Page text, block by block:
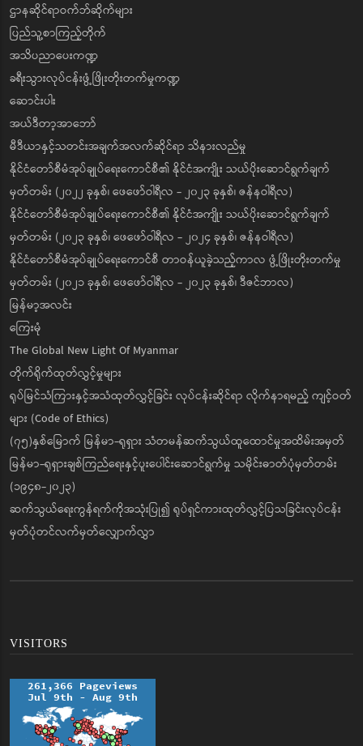
ဌာနဆိုင်ရာဝက်ဘ်ဆိုက်များ
ပြည်သူ့စာကြည့်တိုက်
အသိပညာပေးကဏ္ဍ
ခရီးသွားလုပ်ငန်းဖွံ့ဖြိုးတိုးတက်မှုကဏ္ဍ
ဆောင်းပါး
အယ်ဒီတာ့အာဘော်
မီဒီယာနှင့်သတင်းအချက်အလက်ဆိုင်ရာ သိနားလည်မှု
နိုင်ငံတော်စီမံအုပ်ချုပ်ရေးကောင်စီ၏ နိုင်ငံအကျိုး သယ်ပိုးဆောင်ရွက်ချက်
မှတ်တမ်း (၂၀၂၂ ခုနှစ်၊ ဖေဖော်ဝါရီလ - ၂၀၂၃ ခုနှစ်၊ ဇန်နဝါရီလ)
နိုင်ငံတော်စီမံအုပ်ချုပ်ရေးကောင်စီ၏ နိုင်ငံအကျိုး သယ်ပိုးဆောင်ရွက်ချက်
မှတ်တမ်း (၂၀၂၃ ခုနှစ်၊ ဖေဖော်ဝါရီလ - ၂၀၂၄ ခုနှစ်၊ ဇန်နဝါရီလ)
နိုင်ငံတော်စီမံအုပ်ချုပ်ရေးကောင်စီ တာဝန်ယူခဲ့သည့်ကာလ ဖွံ့ဖြိုးတိုးတက်မှု
မှတ်တမ်း (၂၀၂၁ ခုနှစ်၊ ဖေဖော်ဝါရီလ - ၂၀၂၃ ခုနှစ်၊ ဒီဇင်ဘာလ)
မြန်မာ့အလင်း
ကြေးမုံ
The Global New Light Of Myanmar
တိုက်ရိုက်ထုတ်လွှင့်မှုများ
ရုပ်မြင်သံကြားနှင့်အသံထုတ်လွှင့်ခြင်း လုပ်ငန်းဆိုင်ရာ လိုက်နာရမည့် ကျင့်ဝတ်
များ (Code of Ethics)
(၇၅)နှစ်မြောက် မြန်မာ-ရုရှား သံတမန်ဆက်သွယ်ထူထောင်မှုအထိမ်းအမှတ်
မြန်မာ-ရုရှားချစ်ကြည်ရေးနှင့်ပူးပေါင်းဆောင်ရွက်မှု သမိုင်းဓာတ်ပုံမှတ်တမ်း
(၁၉၄၈-၂၀၂၃)
ဆက်သွယ်ရေးကွန်ရက်ကိုအသုံးပြု၍ ရုပ်ရှင်ကားထုတ်လွှင့်ပြသခြင်းလုပ်ငန်း
မှတ်ပုံတင်လက်မှတ်လျှောက်လွှာ
VISITORS